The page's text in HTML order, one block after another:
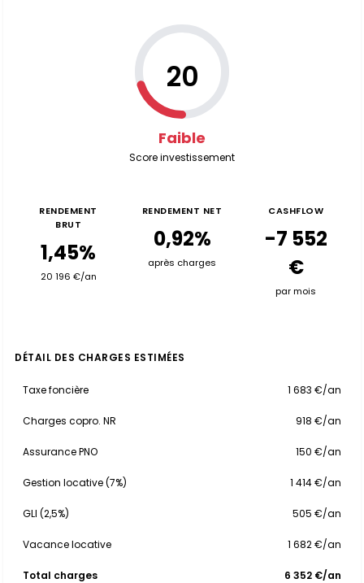
20
Faible
Score investissement
RENDEMENT
BRUT
1,45%
20 196 €/an
RENDEMENT NET
0,92%
après charges
CASHFLOW
-7 552
€
par mois
DÉTAIL DES CHARGES ESTIMÉES
Taxe foncière 1 683 €/an
Charges copro. NR 918 €/an
Assurance PNO 150 €/an
Gestion locative (7%) 1 414 €/an
GLI (2,5%) 505 €/an
Vacance locative 1 682 €/an
Total charges 6 352 €/an